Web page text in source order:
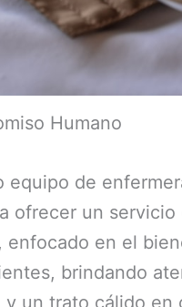
Humano
equipo de
ofrecer un servicio
enfocado en el
brindando